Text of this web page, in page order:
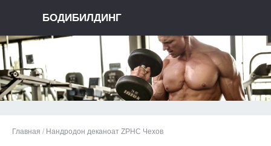
БОДИБИЛДИНГ
Главная / Нандродон деканоат ZPHC Чехов